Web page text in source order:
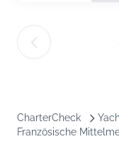
CharterCheck
Französische